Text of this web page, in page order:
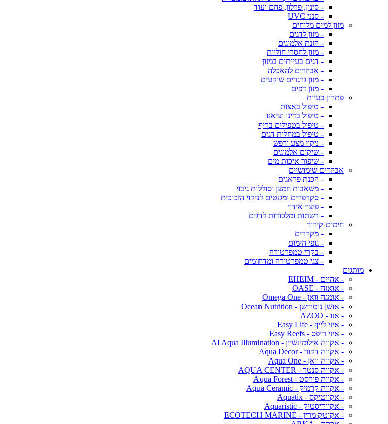
- סינון, פרלון, פחם ועוד
- סנני UVC
מזון למים מלוחים
- מזון לדגים
- הזנת אלמוגים
- מזון לחסרי חוליות
- דגים בעייתים במזון
- אביזרים להאכלה
- מזון גרגרים שוקעים
- מזון דפים
פתרון בעיות
- טיפול באצות
- טיפול בדינו וציאנו
- טיפול בטפילים בריף
- טיפול במחלות דגים
- ניקוי מצע ורפש
- שיקום אלמוגים
- שיפור איכות מים
אביזרים שימושיים
- הכנת פראגים
- משאבות חמצן וסוללות גיבוי
- סקרפרים ומגנטים לניקוי הזכוכית
- פיצוי אידוי
- רשתות ומלכודות לדגים
חימום קירור
- מקררים
- גופי חימום
- בקרי טמפרטורה
- צגי טמפרטורה ומדחומים
מותגים
- אהיים - EHEIM
- אואזה - OASE
- אומגה וואן - Omega One
- אושן נוטרישן - Ocean Nutrition
- אזו - AZOO
- איזי לייף - Easy Life
- איזי ריפס - Easy Reefs
- אקווה אילומינשיין - AI Aqua Illumination
- אקווה דקור - Aqua Decor
- אקווה וואן - Aqua One
- אקווה סנטר - AQUA CENTER
- אקווה פורסט - Aqua Forest
- אקווה קרמיק - Aqua Ceramic
- אקווטיקס - Aquatix
- אקווריסטיק - Aquaristic
- אקוטק מרין - ECOTECH MARINE